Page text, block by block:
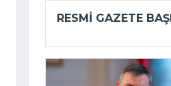
RESMI GAZETE